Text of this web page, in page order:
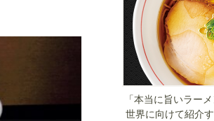
「本当に旨いラー
世界に向けて紹介